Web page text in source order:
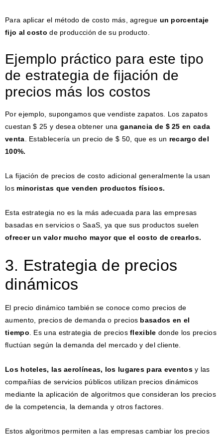
Para aplicar el método de costo más, agregue un porcentaje
fijo al costo de producción de su producto.
Ejemplo práctico para este tipo
de estrategia de fijación de
precios más los costos
Por ejemplo, supongamos que vendiste zapatos. Los zapatos
cuestan $ 25 y desea obtener una ganancia de $ 25 en cada
venta . Establecería un precio de $ 50, que es un recargo del
100%.
La fijación de precios de costo adicional generalmente la usan
los minoristas que venden productos físicos.
Esta estrategia no es la más adecuada para las empresas
basadas en servicios o SaaS, ya que sus productos suelen
ofrecer un valor mucho mayor que el costo de crearlos.
3. Estrategia de precios
dinámicos
El precio dinámico también se conoce como precios de
aumento, precios de demanda o precios basados ​​en el
tiempo . Es una estrategia de preciosflexible donde los precios
fluctúan según la demanda del mercado y del cliente.
Los hoteles, las aerolíneas, los lugares para eventosy las
compañías de servicios públicos utilizan precios dinámicos
mediante la aplicación de algoritmos que consideran los precios
de la competencia, la demanda y otros factores.
Estos algoritmos permiten a las empresas cambiar los precios